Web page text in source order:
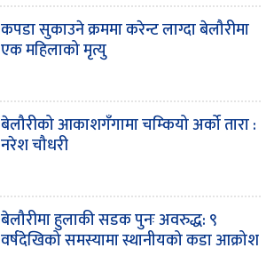
कपडा सुकाउने क्रममा करेन्ट लाग्दा बेलौरीमा
एक महिलाको मृत्यु
बेलौरीको आकाशगँगामा चम्कियो अर्को तारा :
नरेश चौधरी
बेलौरीमा हुलाकी सडक पुनः अवरुद्ध: ९
वर्षदेखिको समस्यामा स्थानीयको कडा आक्रोश